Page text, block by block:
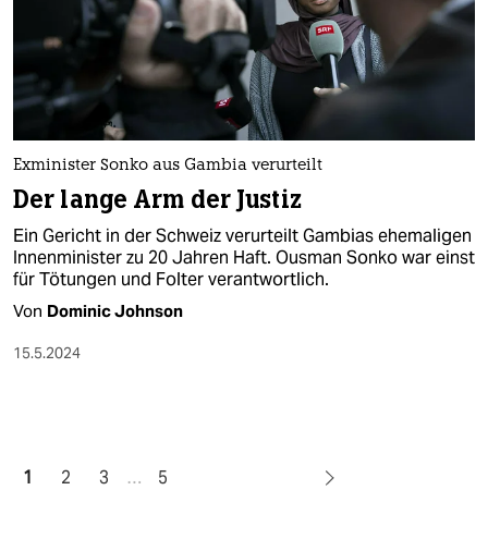
Exminister Sonko aus Gambia verurteilt
Der lange Arm der Justiz
Ein Gericht in der Schweiz verurteilt Gambias ehemaligen
Innenminister zu 20 Jahren Haft. Ousman Sonko war einst
für Tötungen und Folter verantwortlich.
Von Dominic Johnson
15.5.2024
1 2 3 … 5